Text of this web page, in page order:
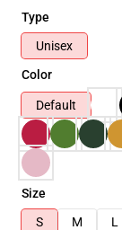
Type
Unisex
Color
Default
Size
S
M L